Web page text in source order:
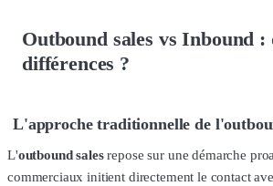
Outbound sales vs Inbound :
différences ?
L'approche traditionnelle de
L'outbound salesrepose sur une démarche
commerciaux initient directement le contact